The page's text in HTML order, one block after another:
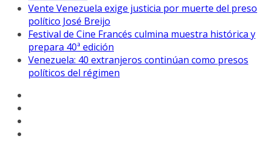
Vente Venezuela exige justicia por muerte del preso
político José Breijo
Festival de Cine Francés culmina muestra histórica y
prepara 40ª edición
Venezuela: 40 extranjeros continúan como presos
políticos del régimen